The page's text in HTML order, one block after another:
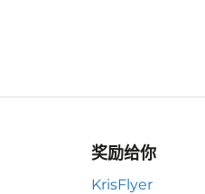
奖励给你
KrisFlyer